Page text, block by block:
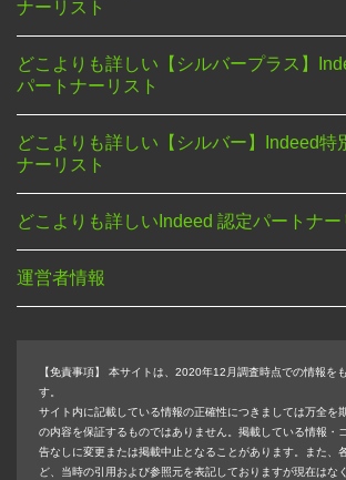
ナーリスト
どこよりも詳しい【シルバープラス】
パートナーリスト
どこよりも詳しい【シルバー】Indeed特
ナーリスト
どこよりも詳しいIndeed 認定パートナー
運営者情報
【免責事項】
本サイトは、2020年12月調査時点での情報を
す。
サイト内に記載している情報の正確性につきましては万全を
の内容を保証するものではありません。掲載している情報・
告なしに変更または掲載中止となることがあります。また、
ど、当時の引用および参照元を表記しておりますが現在はな